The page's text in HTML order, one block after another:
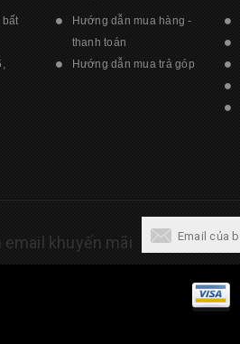
Hướng dẫn mua hàng -
thanh toán
Hướng dẫn mua trả góp
email khuyến mãi